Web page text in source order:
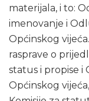
materijala, i to:
imenovanje i
Općinskog
rasprave o
status i propise
Općinskog